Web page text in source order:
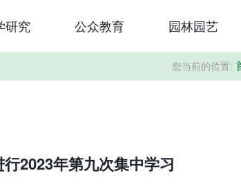
研究 公众教育 园林园艺
您当前的位置:
2023年第九次集中学习